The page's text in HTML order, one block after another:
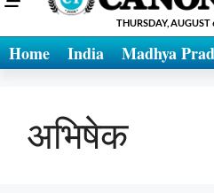
THURSDAY, AUGUST
Home India Madhya
अभिषेक